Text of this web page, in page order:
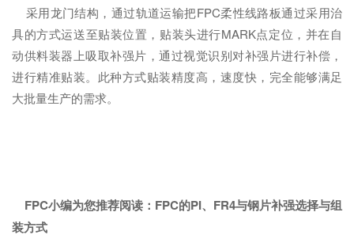
采用龙门结构，通过轨道运输把FPC柔性线路板通过采用治
具的方式运送至贴装位置，贴装头进行MARK点定位，并在自
动供料装器上吸取补强片，通过视觉识别对补强片进行补偿，
进行精准贴装。此种方式贴装精度高，速度快，完全能够满足
大批量生产的需求。
FPC小编为您推荐阅读： FPC的PI、FR4与钢片补强选择与组
装方式